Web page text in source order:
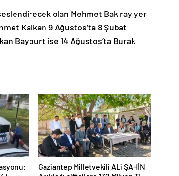
olan Mehmet Bakıray yer
Kalkan 9 Ağustos’ta 8 Şubat
Bayburt ise 14 Ağustos’ta Burak
Gaziantep Milletvekili ALi ŞAHİN